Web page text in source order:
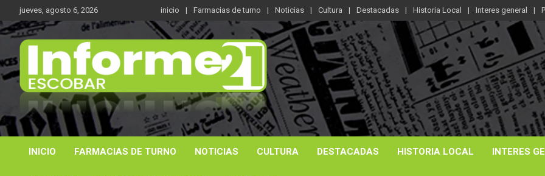
Saltar
al
contenido
jueves, agosto 6, 2026 inicio Farmacias de turno Noticias Cultura Destacadas Historia Local Interes general
Informe 21
Noticas reales
INICIO FARMACIAS DE TURNO NOTICIAS CULTURA DESTACADAS HISTORIA LOCAL INTERES